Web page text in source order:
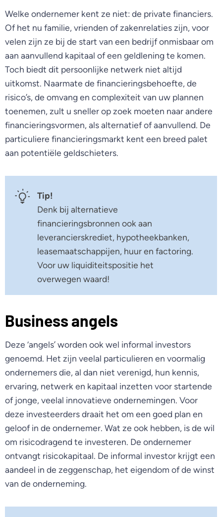
Welke ondernemer kent ze niet: de private financiers.
Of het nu familie, vrienden of zakenrelaties zijn, voor
velen zijn ze bij de start van een bedrijf onmisbaar om
aan aanvullend kapitaal of een geldlening te komen.
Toch biedt dit persoonlijke netwerk niet altijd
uitkomst. Naarmate de financieringsbehoefte, de
risico’s, de omvang en complexiteit van uw plannen
toenemen, zult u sneller op zoek moeten naar andere
financieringsvormen, als alternatief of aanvullend. De
particuliere financieringsmarkt kent een breed palet
aan potentiële geldschieters.
Tip!
Denk bij alternatieve
financieringsbronnen ook aan
leverancierskrediet, hypotheekbanken,
leasemaatschappijen, huur en factoring.
Voor uw liquiditeitspositie het
overwegen waard!
Business angels
Deze ‘angels’ worden ook wel informal investors
genoemd. Het zijn veelal particulieren en voormalig
ondernemers die, al dan niet verenigd, hun kennis,
ervaring, netwerk en kapitaal inzetten voor startende
of jonge, veelal innovatieve ondernemingen. Voor
deze investeerders draait het om een goed plan en
geloof in de ondernemer. Wat ze ook hebben, is de wil
om risicodragend te investeren. De ondernemer
ontvangt risicokapitaal. De informal investor krijgt een
aandeel in de zeggenschap, het eigendom of de winst
van de onderneming.